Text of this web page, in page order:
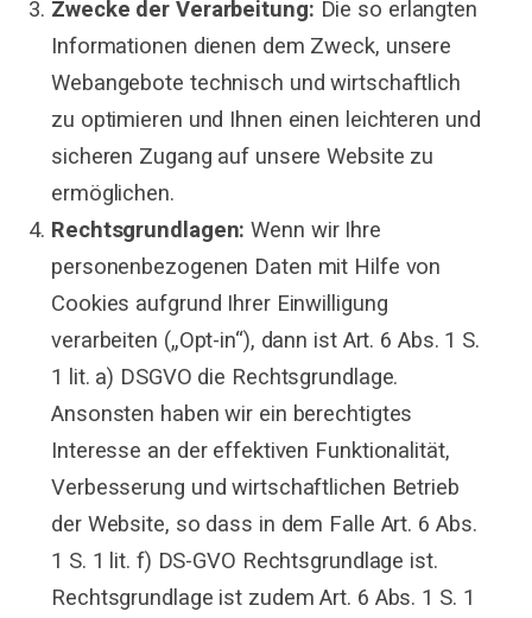
Zwecke der Verarbeitung: Die so erlangten
Informationen dienen dem Zweck, unsere
Webangebote technisch und wirtschaftlich
zu optimieren und Ihnen einen leichteren und
sicheren Zugang auf unsere Website zu
ermöglichen.
Rechtsgrundlagen: Wenn wir Ihre
personenbezogenen Daten mit Hilfe von
Cookies aufgrund Ihrer Einwilligung
verarbeiten („Opt-in“), dann ist Art. 6 Abs. 1 S.
1 lit. a) DSGVO die Rechtsgrundlage.
Ansonsten haben wir ein berechtigtes
Interesse an der effektiven Funktionalität,
Verbesserung und wirtschaftlichen Betrieb
der Website, so dass in dem Falle Art. 6 Abs.
1 S. 1 lit. f) DS-GVO Rechtsgrundlage ist.
Rechtsgrundlage ist zudem Art. 6 Abs. 1 S. 1